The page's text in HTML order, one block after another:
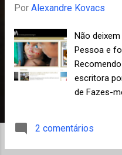
Por Alexandre Kovacs
Não
Pessoa e
escritora
de Fazes-
literária de
(Angola,
2 comentários